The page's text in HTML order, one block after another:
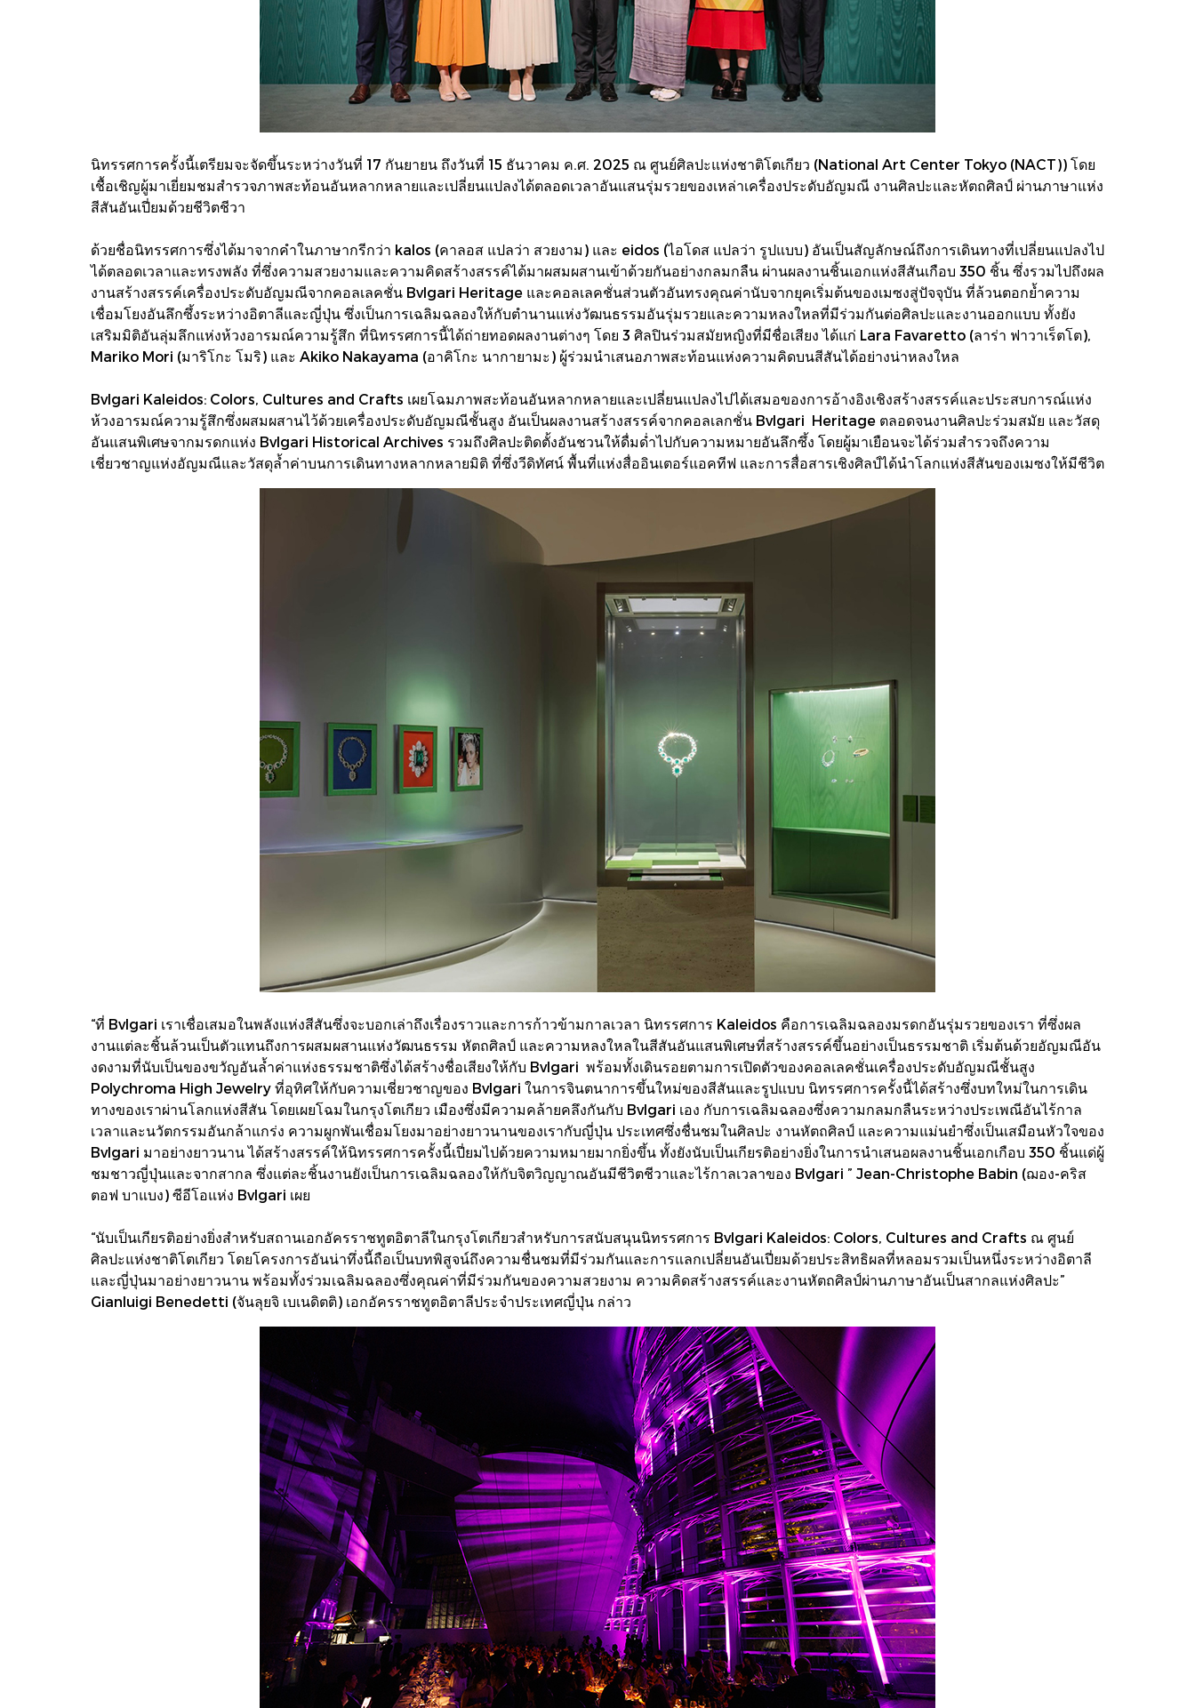
นิทรรศการครั้งนี้เตรียมจะจัดขึ้นระหว่างวันที่ 17 กันยายน ถึงวันที่ 15 ธันวาคม ค.ศ. 2025 ณ ศูนย์ศิลปะแห่งชาติโตเกียว (National Art Center Tokyo (NACT)) โดย
เชื้อเชิญผู้มาเยี่ยมชมสำรวจภาพสะท้อนอันหลากหลายและเปลี่ยนแปลงได้ตลอดเวลาอันแสนรุ่มรวยของเหล่าเครื่องประดับอัญมณี งานศิลปะและหัตถศิลป์ ผ่านภาษาแห่ง
สีสันอันเปี่ยมด้วยชีวิตชีวา
ด้วยชื่อนิทรรศการซึ่งได้มาจากคำในภาษากรีกว่า kalos (คาลอส แปลว่า สวยงาม) และ eidos (ไอโดส แปลว่า รูปแบบ) อันเป็นสัญลักษณ์ถึงการเดินทางที่เปลี่ยนแปลงไป
ได้ตลอดเวลาและทรงพลัง ที่ซึ่งความสวยงามและความคิดสร้างสรรค์ได้มาผสมผสานเข้าด้วยกันอย่างกลมกลืน ผ่านผลงานชิ้นเอกแห่งสีสันเกือบ 350 ชิ้น ซึ่งรวมไปถึงผล
งานสร้างสรรค์เครื่องประดับอัญมณีจากคอลเลคชั่น Bvlgari Heritage และคอลเลคชั่นส่วนตัวอันทรงคุณค่านับจากยุคเริ่มต้นของเมซงสู่ปัจจุบัน ที่ล้วนตอกย้ำความ
เชื่อมโยงอันลึกซึ้งระหว่างอิตาลีและญี่ปุ่น ซึ่งเป็นการเฉลิมฉลองให้กับตำนานแห่งวัฒนธรรมอันรุ่มรวยและความหลงใหลที่มีร่วมกันต่อศิลปะและงานออกแบบ ทั้งยัง
เสริมมิติอันลุ่มลึกแห่งห้วงอารมณ์ความรู้สึก ที่นิทรรศการนี้ได้ถ่ายทอดผลงานต่างๆ โดย 3 ศิลปินร่วมสมัยหญิงที่มีชื่อเสียง ได้แก่ Lara Favaretto (ลาร่า ฟาวาเร็ตโต),
Mariko Mori (มาริโกะ โมริ) และ Akiko Nakayama (อาคิโกะ นากายามะ) ผู้ร่วมนำเสนอภาพสะท้อนแห่งความคิดบนสีสันได้อย่างน่าหลงใหล
Bvlgari Kaleidos: Colors, Cultures and Crafts เผยโฉมภาพสะท้อนอันหลากหลายและเปลี่ยนแปลงไปได้เสมอของการอ้างอิงเชิงสร้างสรรค์และประสบการณ์แห่ง
ห้วงอารมณ์ความรู้สึกซึ่งผสมผสานไว้ด้วยเครื่องประดับอัญมณีชั้นสูง อันเป็นผลงานสร้างสรรค์จากคอลเลกชั่น Bvlgari Heritage ตลอดจนงานศิลปะร่วมสมัย และวัสดุ
อันแสนพิเศษจากมรดกแห่ง Bvlgari Historical Archives รวมถึงศิลปะติดตั้งอันชวนให้ดื่มด่ำไปกับความหมายอันลึกซึ้ง โดยผู้มาเยือนจะได้ร่วมสำรวจถึงความ
เชี่ยวชาญแห่งอัญมณีและวัสดุล้ำค่าบนการเดินทางหลากหลายมิติ ที่ซึ่งวีดิทัศน์ พื้นที่แห่งสื่ออินเตอร์แอคทีฟ และการสื่อสารเชิงศิลป์ได้นำโลกแห่งสีสันของเมซงให้มีชีวิต
“ที่ Bvlgari เราเชื่อเสมอในพลังแห่งสีสันซึ่งจะบอกเล่าถึงเรื่องราวและการก้าวข้ามกาลเวลา นิทรรศการ Kaleidos คือการเฉลิมฉลองมรดกอันรุ่มรวยของเรา ที่ซึ่งผล
งานแต่ละชิ้นล้วนเป็นตัวแทนถึงการผสมผสานแห่งวัฒนธรรม หัตถศิลป์ และความหลงใหลในสีสันอันแสนพิเศษที่สร้างสรรค์ขึ้นอย่างเป็นธรรมชาติ เริ่มต้นด้วยอัญมณีอัน
งดงามที่นับเป็นของขวัญอันล้ำค่าแห่งธรรมชาติซึ่งได้สร้างชื่อเสียงให้กับ Bvlgari พร้อมทั้งเดินรอยตามการเปิดตัวของคอลเลคชั่นเครื่องประดับอัญมณีชั้นสูง
Polychroma High Jewelry ที่อุทิศให้กับความเชี่ยวชาญของ Bvlgari ในการจินตนาการขึ้นใหม่ของสีสันและรูปแบบ นิทรรศการครั้งนี้ได้สร้างซึ่งบทใหม่ในการเดิน
ทางของเราผ่านโลกแห่งสีสัน โดยเผยโฉมในกรุงโตเกียว เมืองซึ่งมีความคล้ายคลึงกันกับ Bvlgari เอง กับการเฉลิมฉลองซึ่งความกลมกลืนระหว่างประเพณีอันไร้กาล
เวลาและนวัตกรรมอันกล้าแกร่ง ความผูกพันเชื่อมโยงมาอย่างยาวนานของเรากับญี่ปุ่น ประเทศซึ่งชื่นชมในศิลปะ งานหัตถศิลป์ และความแม่นยำซึ่งเป็นเสมือนหัวใจของ
Bvlgari มาอย่างยาวนาน ได้สร้างสรรค์ให้นิทรรศการครั้งนี้เปี่ยมไปด้วยความหมายมากยิ่งขึ้น ทั้งยังนับเป็นเกียรติอย่างยิ่งในการนำเสนอผลงานชิ้นเอกเกือบ 350 ชิ้นแด่ผู้
ชมชาวญี่ปุ่นและจากสากล ซึ่งแต่ละชิ้นงานยังเป็นการเฉลิมฉลองให้กับจิตวิญญาณอันมีชีวิตชีวาและไร้กาลเวลาของ Bvlgari ” Jean-Christophe Babin (ฌอง-คริส
ตอฟ บาแบง) ซีอีโอแห่ง Bvlgari เผย
“นับเป็นเกียรติอย่างยิ่งสำหรับสถานเอกอัครราชทูตอิตาลีในกรุงโตเกียวสำหรับการสนับสนุนนิทรรศการ Bvlgari Kaleidos: Colors, Cultures and Crafts ณ ศูนย์
ศิลปะแห่งชาติโตเกียว โดยโครงการอันน่าทึ่งนี้ถือเป็นบทพิสูจน์ถึงความชื่นชมที่มีร่วมกันและการแลกเปลี่ยนอันเปี่ยมด้วยประสิทธิผลที่หลอมรวมเป็นหนึ่งระหว่างอิตาลี
และญี่ปุ่นมาอย่างยาวนาน พร้อมทั้งร่วมเฉลิมฉลองซึ่งคุณค่าที่มีร่วมกันของความสวยงาม ความคิดสร้างสรรค์และงานหัตถศิลป์ผ่านภาษาอันเป็นสากลแห่งศิลปะ”
Gianluigi Benedetti (จันลุยจิ เบเนดิตติ) เอกอัครราชทูตอิตาลีประจำประเทศญี่ปุ่น กล่าว